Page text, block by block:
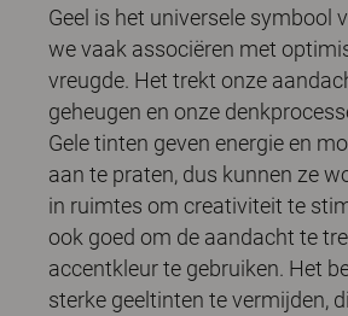
Geel is het universele symbool
we vaak associëren met
vreugde. Het trekt onze
geheugen en onze
Gele tinten geven energie en
aan te praten, dus kunnen ze
in ruimtes om creativiteit te
ook goed om de aandacht te
accentkleur te gebruiken. Het
sterke geeltinten te vermijden,